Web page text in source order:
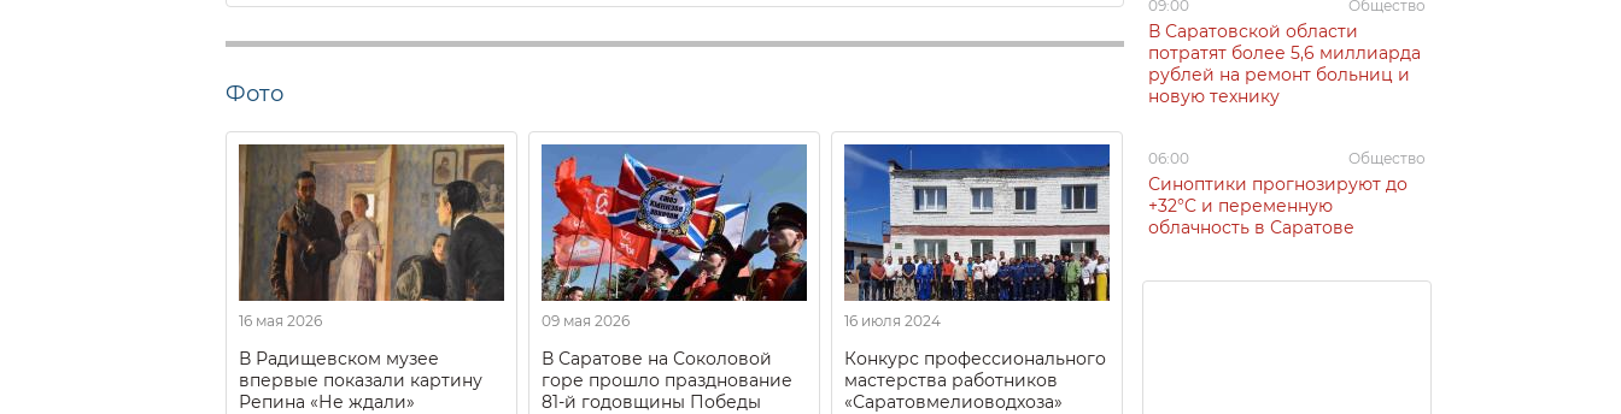
Фото
16 мая 2026
В Радищевском музее
впервые показали картину
Репина «Не ждали»
09 мая 2026
В Саратове на Соколовой
горе прошло празднование
81-й годовщины Победы
16 июля 2024
Конкурс профессионального
мастерства работников
«Саратовмелиоводхоза»
09:00 Общество
В Саратовской области
потратят более 5,6 миллиарда
рублей на ремонт больниц и
новую технику
06:00 Общество
Синоптики прогнозируют до
+32°C и переменную
облачность в Саратове